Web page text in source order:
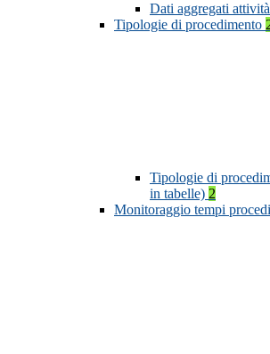
Dati aggregati
Tipologie di procedimento
Tipologie di
in tabelle) 2
Monitoraggio tempi